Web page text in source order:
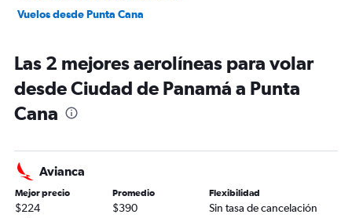
Vuelos desde Punta Cana
Las 2 mejores aerolíneas para volar
desde Ciudad de Panamá a Punta
Cana
Avianca
Mejor precio
$224
Promedio
$390
Flexibilidad
Sin tasa de cancelación